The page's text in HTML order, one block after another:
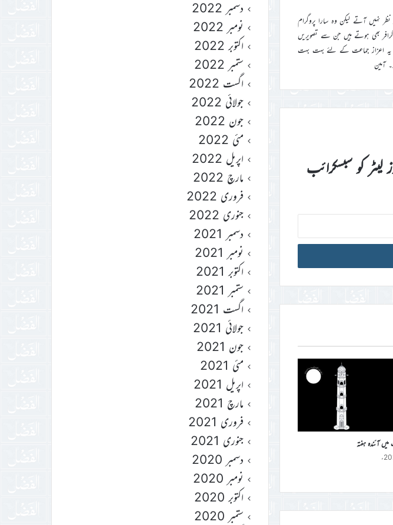
نہیں آتے لیکن وہ سارا پروگرام
بھی ہوتے ہیں جن سے تصویریں
کہ یہ اعزاز جماعت کے لئے بہت بہت
آمین
کو سبسکرائب
آئندہ ہفتہ
دسمبر 2022
نومبر 2022
اکتوبر 2022
ستمبر 2022
اگست 2022
جولائی 2022
جون 2022
مئی 2022
اپریل 2022
مارچ 2022
فروری 2022
جنوری 2022
دسمبر 2021
نومبر 2021
اکتوبر 2021
ستمبر 2021
اگست 2021
جولائی 2021
جون 2021
مئی 2021
اپریل 2021
مارچ 2021
فروری 2021
جنوری 2021
دسمبر 2020
نومبر 2020
اکتوبر 2020
ستمبر 2020